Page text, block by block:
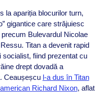
la apariția blocurilor turn,
gigantice care străjuiesc
Bulevardul Nicolae
Titan a devenit rapid
socialist, fiind prezentat cu
drept dovadă a
Ceaușeșcu l-a dus în Titan
Richard Nixon, aflat